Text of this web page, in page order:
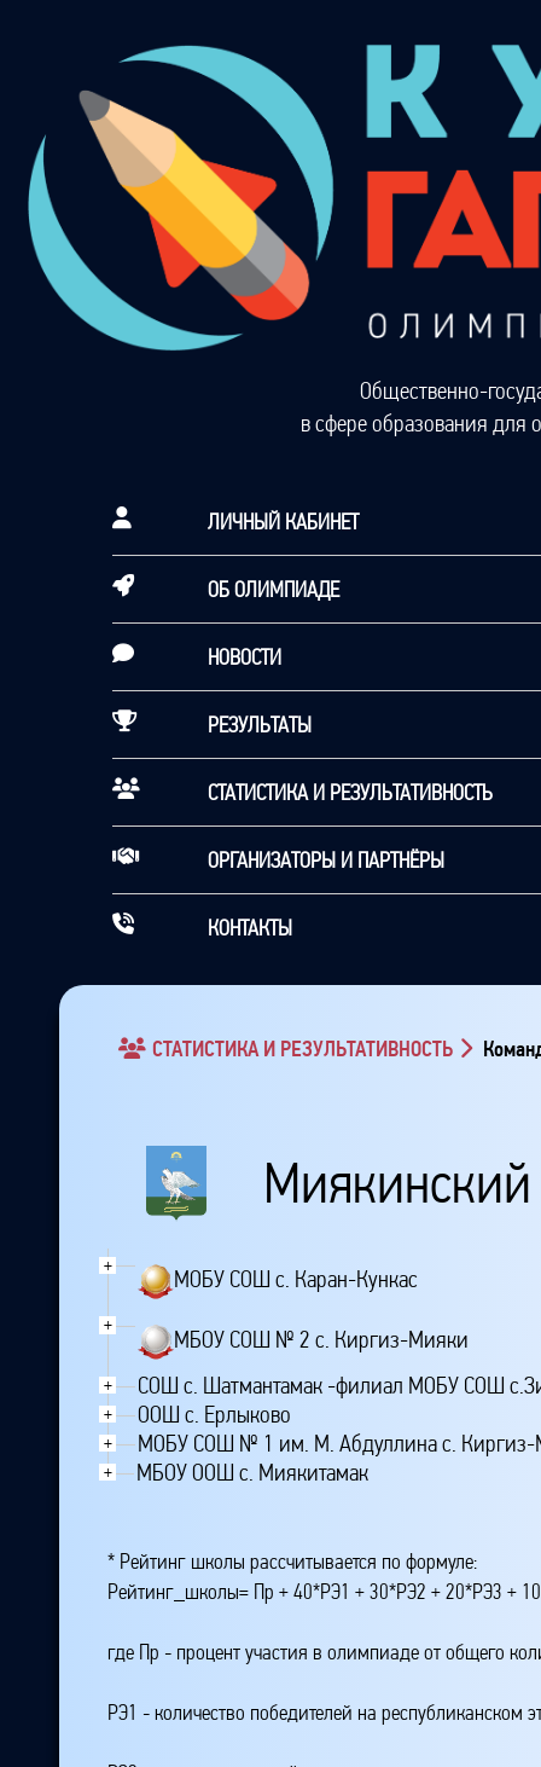
Общественно-
в сфере образования для
ЛИЧНЫЙ КАБИНЕТ
ОБ ОЛИМПИАДЕ
НОВОСТИ
РЕЗУЛЬТАТЫ
СТАТИСТИКА И РЕЗУЛЬТАТИВНОСТЬ
ОРГАНИЗАТОРЫ И ПАРТНЁРЫ
КОНТАКТЫ
СТАТИСТИКА И РЕЗУЛЬТАТИВНОСТЬ
+
МОБУ СОШ с. Каран-Кункас
+
МБОУ СОШ № 2 с. Киргиз-Мияки
+ СОШ с. Шатмантамак -филиал МОБУ СОШ
+ ООШ с. Ерлыково
+ МОБУ СОШ № 1 им. М. Абдуллина с.
+ МБОУ ООШ с. Миякитамак
* Рейтинг школы рассчитывается по формуле:
Рейтинг_школы= Пр + 40*РЭ1 + 30*РЭ2 + 20*РЭ3 +
где Пр - процент участия в олимпиаде от общего
РЭ1 - количество победителей на республиканском